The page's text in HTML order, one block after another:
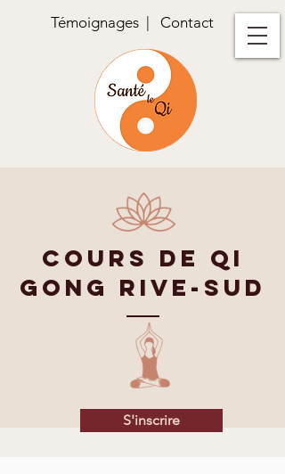
Témoignages Contact
Cours de Qi
Gong rive-sud
S'inscrire